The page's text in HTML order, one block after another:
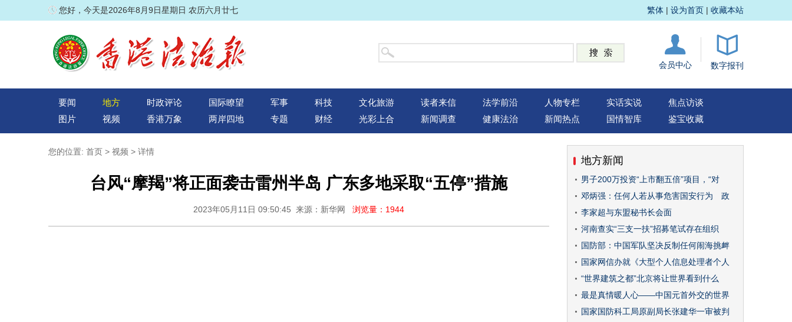
您好，今天是2026年8月9日星期日 农历六月廿七 繁体 | 设为首页 | 收藏本站
会员中心 数字报刊
要闻 地方 时政评论 国际瞭望 军事 科技 文化旅游 读者来信 法学前沿 人物专栏 实话实说
焦点访谈
图片
视频 香港万象 两岸四地 专题 财经 光彩上合 新闻调查 健康法治 新闻热点 国情智库 鉴宝收藏
您的位置: 首页 > 视频 > 详情
台风“摩羯”将正面袭击雷州半岛 广东多地采取“五停”措施
2023年05月11日 09:50:45 来源：新华网 浏览量：1944
地方新闻
男子200万投资“上市翻五倍”项目，“对
邓炳强：任何人若从事危害国安行为 政
李家超与东盟秘书长会面
河南查实“三支一扶”招募笔试存在组织
国防部：中国军队坚决反制任何闹海挑衅
国家网信办就《大型个人信息处理者个人
“世界建筑之都”北京将让世界看到什么
最是真情暖人心——中国元首外交的世界
国家国防科工局原副局长张建华一审被判